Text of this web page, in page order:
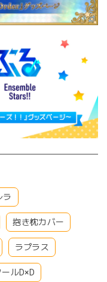
ラ
抱き枕カバー
ラプラス
ルD×D